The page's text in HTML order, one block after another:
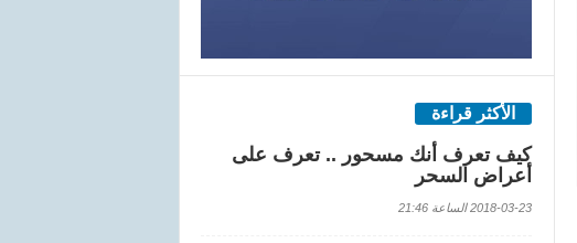
الأكثر قراءة
كيف تعرف أنك مسحور .. تعرف على
أعراض السحر
2018-03-23 الساعة 21:46